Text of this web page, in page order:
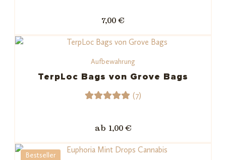
5,
basieren
Kundenb
ewertun
7,00 €
Aufbewahrung
TerpLoc Bags von Grove Bags
5.00 von
5,
(7)
ab 1,00 €
Bestseller